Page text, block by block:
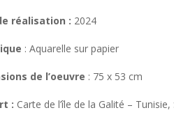
réalisation : 2024
: Aquarelle sur papier
de l’oeuvre : 75 x 53 cm
: Carte de l’île de la Galité – Tunisie,